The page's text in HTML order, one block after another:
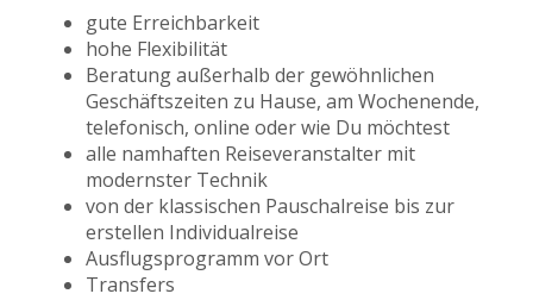
gute Erreichbarkeit
hohe Flexibilität
Beratung außerhalb der gewöhnlichen
Geschäftszeiten zu Hause, am Wochenende,
telefonisch, online oder wie Du möchtest
alle namhaften Reiseveranstalter mit
modernster Technik
von der klassischen Pauschalreise bis zur
erstellen Individualreise
Ausflugsprogramm vor Ort
Transfers